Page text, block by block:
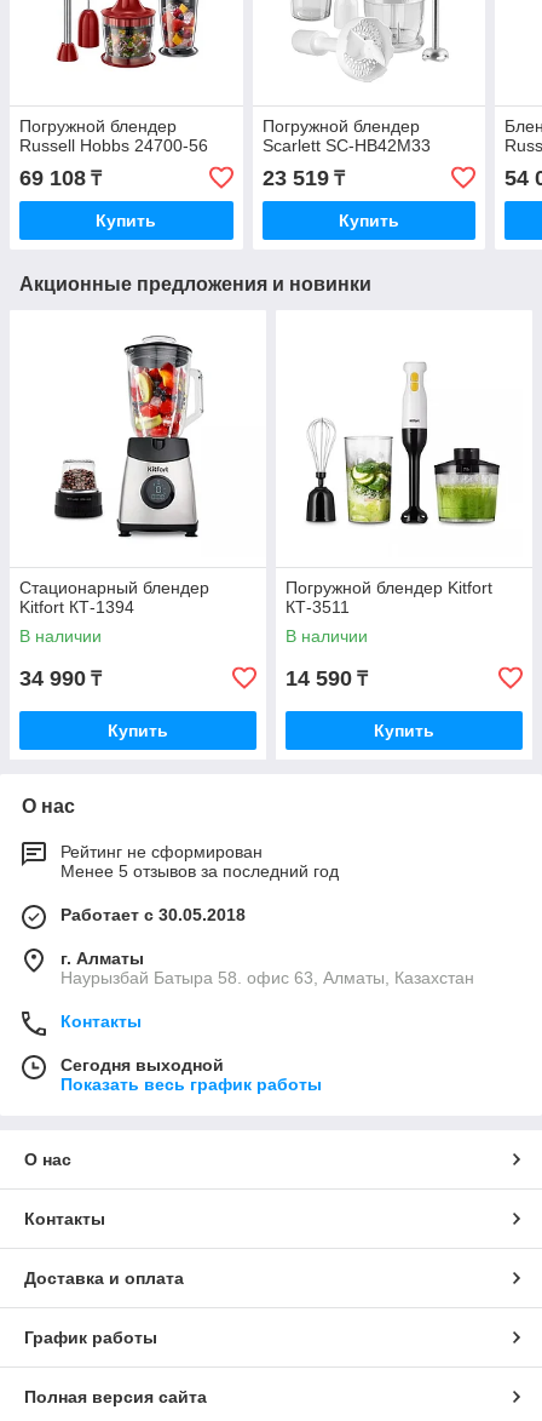
Погружной блендер
Russell Hobbs 24700-56
69 108 ₸
Купить
Погружной блендер
Scarlett SC-HB42M33
23 519₸
Купить
54
Акционные предложения и новинки
Стационарный блендер
Kitfort КТ-1394
В наличии
34 990 ₸
Купить
Погружной блендер Kitfort
КТ-3511
В наличии
14 590 ₸
Купить
О нас
Рейтинг не сформирован
Менее 5 отзывов за последний год
Работает с 30.05.2018
г. Алматы
Наурызбай Батыра 58. офис 63, Алматы, Казахстан
Контакты
Сегодня выходной
Показать весь график работы
О нас
Контакты
Доставка и оплата
График работы
Полная версия сайта